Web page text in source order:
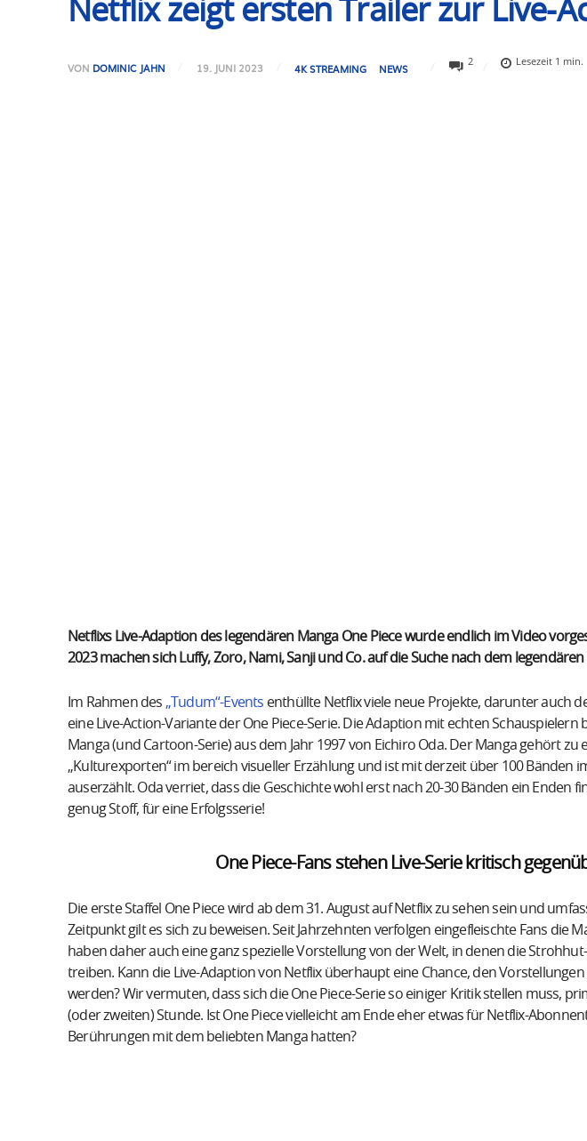
Netflix zeigt ersten Trailer zur Live-
VON DOMINIC JAHN 19. JUNI 2023 4K STREAMING NEWS
2 Lesezeit 1 min.
Netflixs Live-Adaption des legendären Manga One Piece wurde endlich im Video
2023 machen sich Luffy, Zoro, Nami, Sanji und Co. auf die Suche nach dem
Im Rahmen des „Tudum“-Events enthüllte Netflix viele neue Projekte, darunter auch
eine Live-Action-Variante der One Piece-Serie. Die Adaption mit echten Schauspielern
Manga (und Cartoon-Serie) aus dem Jahr 1997 von Eichiro Oda. Der Manga gehört
„Kulturexporten“ im bereich visueller Erzählung und ist mit derzeit über 100 Bänden
auserzählt. Oda verriet, dass die Geschichte wohl erst nach 20-30 Bänden ein Enden
genug Stoff, für eine Erfolgsserie!
One Piece-Fans stehen Live-Serie kritisch
Die erste Staffel One Piece wird ab dem 31. August auf Netflix zu sehen sein und
Zeitpunkt gilt es sich zu beweisen. Seit Jahrzehnten verfolgen eingefleischte Fans die
haben daher auch eine ganz spezielle Vorstellung von der Welt, in denen die
treiben. Kann die Live-Adaption von Netflix überhaupt eine Chance, den
werden? Wir vermuten, dass sich die One Piece-Serie so einiger Kritik stellen muss,
(oder zweiten) Stunde. Ist One Piece vielleicht am Ende eher etwas für Netflix-
Berührungen mit dem beliebten Manga hatten?